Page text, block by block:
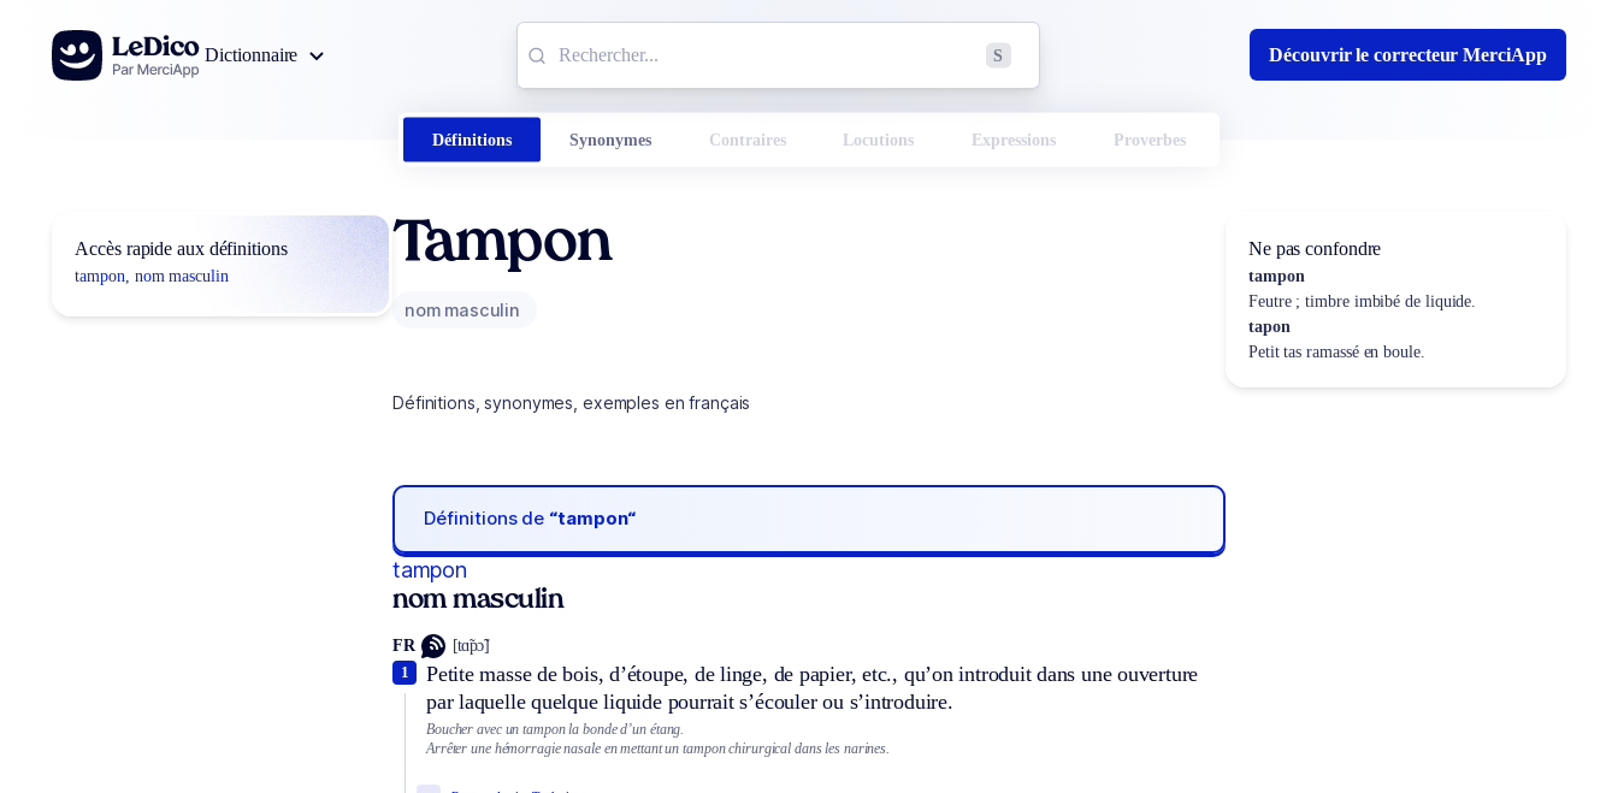
Aller au contenu
Dictionnaire
S Découvrir le correcteur MerciApp
Définitions Synonymes Contraires Locutions Expressions Proverbes
Accès rapide aux définitions
tampon, nom masculin
Tampon
nom masculin
Définitions, synonymes, exemples en français
Définitions de “tampon“
tampon
nom masculin
FR [tɑ̃pɔ̃]
Petite masse de bois, d’étoupe, de linge, de papier, etc., qu’on introduit dans une ouverture
par laquelle quelque liquide pourrait s’écouler ou s’introduire.
1
Boucher avec un tampon la bonde d’un étang.
Arrêter une hémorragie nasale en mettant un tampon chirurgical dans les narines.
Ne pas confondre
tampon
Feutre ; timbre imbibé de liquide.
tapon
Petit tas ramassé en boule.